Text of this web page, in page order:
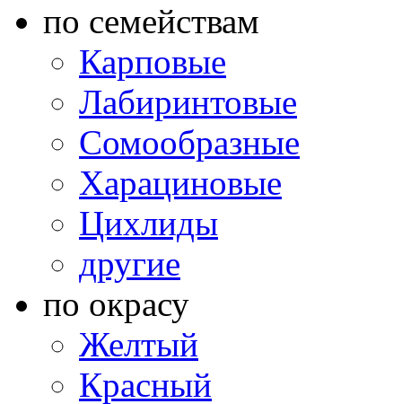
по семействам
Карповые
Лабиринтовые
Сомообразные
Харациновые
Цихлиды
другие
по окрасу
Желтый
Красный